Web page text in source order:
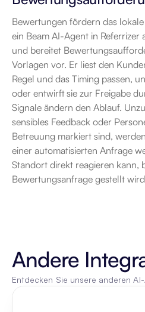
Bewertungen fördern das
ein Beam AI-Agent in
und bereitet
Vorlagen vor. Er liest den
Regel und das Timing passen,
oder entwirft sie zur Freigabe
Signale ändern den Ablauf.
sensibles Feedback oder
Betreuung markiert sind,
einer automatisierten Anfrage
Standort direkt reagieren kann,
Bewertungsanfrage gestellt
Andere
Entdecken Sie unsere anderen